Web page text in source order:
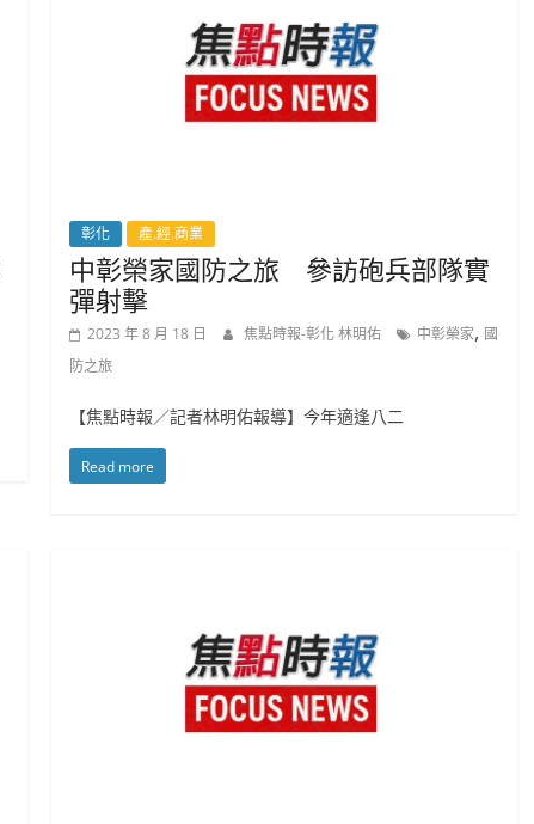
彰化 產.經.商業
中彰榮家國防之旅 參訪砲兵部隊實
彈射擊
2023 年 8 月 18 日 焦點時報-彰化 林明佑 中彰榮家, 國
防之旅
【焦點時報／記者林明佑報導】今年適逢八二
Read more